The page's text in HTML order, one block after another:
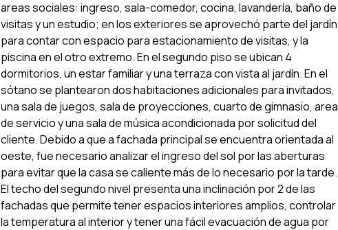
areas sociales: ingreso, sala-comedor, cocina, lavandería, baño de
visitas y un estudio; en los exteriores se aprovechó parte del jardín
para contar con espacio para estacionamiento de visitas, y la
piscina en el otro extremo. En el segundo piso se ubican 4
dormitorios, un estar familiar y una terraza con vista al jardín. En el
sótano se plantearon dos habitaciones adicionales para invitados,
una sala de juegos, sala de proyecciones, cuarto de gimnasio, area
de servicio y una sala de música acondicionada por solicitud del
cliente. Debido a que a fachada principal se encuentra orientada al
oeste, fue necesario analizar el ingreso del sol por las aberturas
para evitar que la casa se caliente más de lo necesario por la tarde.
El techo del segundo nivel presenta una inclinación por 2 de las
fachadas que permite tener espacios interiores amplios, controlar
la temperatura al interior y tener una fácil evacuación de agua por